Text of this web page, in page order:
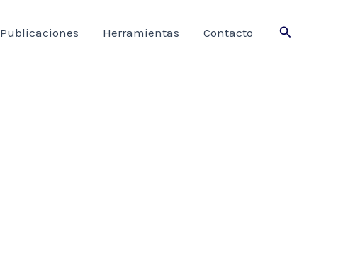
Publicaciones Herramientas Contacto Buscar